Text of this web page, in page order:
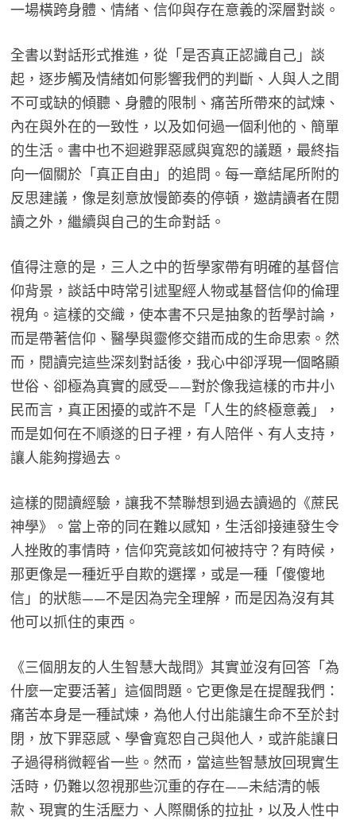
一場橫跨身體、情緒、信仰與存在意義的深層對談。
全書以對話形式推進，從「是否真正認識自己」談
起，逐步觸及情緒如何影響我們的判斷、人與人之間
不可或缺的傾聽、身體的限制、痛苦所帶來的試煉、
內在與外在的一致性，以及如何過一個利他的、簡單
的生活。書中也不迴避罪惡感與寬恕的議題，最終指
向一個關於「真正自由」的追問。每一章結尾所附的
反思建議，像是刻意放慢節奏的停頓，邀請讀者在閱
讀之外，繼續與自己的生命對話。
值得注意的是，三人之中的哲學家帶有明確的基督信
仰背景，談話中時常引述聖經人物或基督信仰的倫理
視角。這樣的交織，使本書不只是抽象的哲學討論，
而是帶著信仰、醫學與靈修交錯而成的生命思索。然
而，閱讀完這些深刻對話後，我心中卻浮現一個略顯
世俗、卻極為真實的感受——對於像我這樣的市井小
民而言，真正困擾的或許不是「人生的終極意義」，
而是如何在不順遂的日子裡，有人陪伴、有人支持，
讓人能夠撐過去。
這樣的閱讀經驗，讓我不禁聯想到過去讀過的《蔗民
神學》。當上帝的同在難以感知，生活卻接連發生令
人挫敗的事情時，信仰究竟該如何被持守？有時候，
那更像是一種近乎自欺的選擇，或是一種「傻傻地
信」的狀態——不是因為完全理解，而是因為沒有其
他可以抓住的東西。
《三個朋友的人生智慧大哉問》其實並沒有回答「為
什麼一定要活著」這個問題。它更像是在提醒我們：
痛苦本身是一種試煉，為他人付出能讓生命不至於封
閉，放下罪惡感、學會寬恕自己與他人，或許能讓日
子過得稍微輕省一些。然而，當這些智慧放回現實生
活時，仍難以忽視那些沉重的存在——未結清的帳
款、現實的生活壓力、人際關係的拉扯，以及人性中